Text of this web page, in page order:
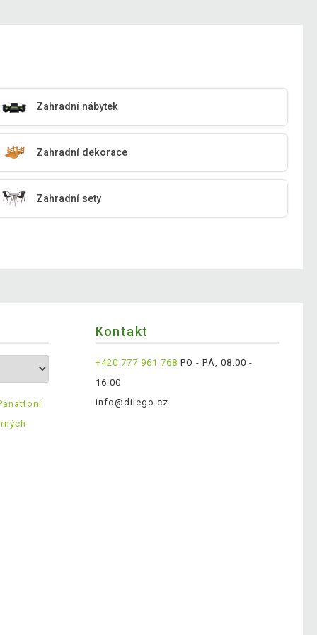
Zahradní nábytek
Zahradní dekorace
Zahradní sety
Kontakt
+420 777 961 768 PO - PÁ, 08:00 -
16:00
info@dilego.cz